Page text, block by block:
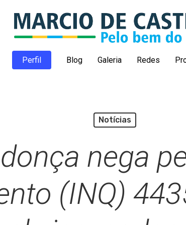
Perfil Blog Galeria Redes
Notícias
nega
(INQ)